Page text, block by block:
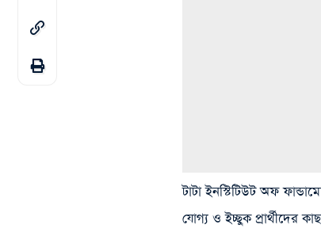
টাটা ইনস্টিটিউট অফ
যোগ্য ও ইচ্ছুক প্রার্থীদের